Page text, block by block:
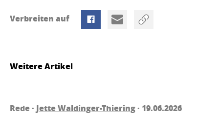
Verbreiten auf
Weitere Artikel
Rede · Jette Waldinger-Thiering· 19.06.2026